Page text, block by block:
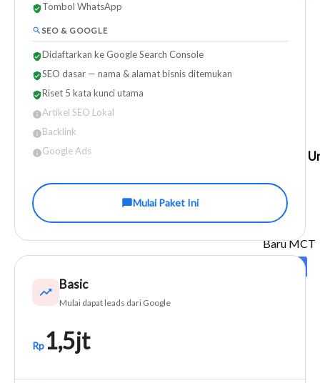
Tombol WhatsApp
SEO & GOOGLE
Didaftarkan ke Google Search Console
SEO dasar — nama & alamat bisnis ditemukan
Riset 5 kata kunci utama
Artikel SEO Lokal
Backlink
Google Ads
Mulai Paket Ini
Basic
Mulai dapat leads dari Google
Rp1,5jt